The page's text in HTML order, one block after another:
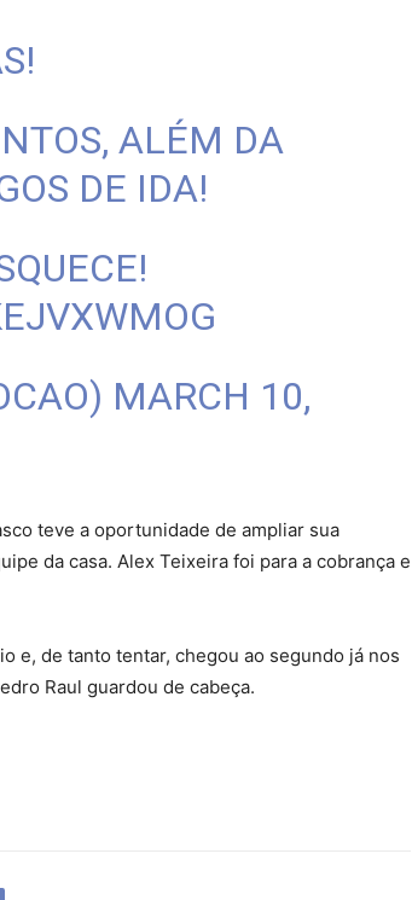
ALÉM DA
DE IDA!
MARCH 10,
teve a oportunidade de ampliar sua
da casa. Alex Teixeira foi para a cobrança e
e, de tanto tentar, chegou ao segundo já nos
Raul guardou de cabeça.